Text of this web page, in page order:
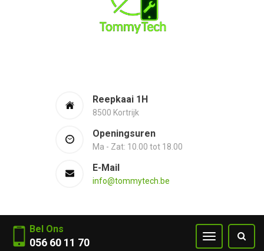
Reepkaai 1H
8500 Kortrijk
Openingsuren
Ma - Zat: 10.00 tot 18.00
E-Mail
info@tommytech.be
Bel Ons
056 60 11 70